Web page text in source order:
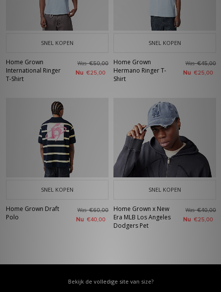
SNEL KOPEN
Home Grown
International Ringer
T-Shirt
Was€50,00
Nu €25,00
SNEL KOPEN
Home Grown
Hermano Ringer T-
Shirt
Was€45,00
Nu €25,00
SNEL KOPEN
Home Grown Draft
Polo
Was€60,00
Nu €40,00
SNEL KOPEN
Home Grown x New
Era MLB Los Angeles
Dodgers Pet
Was€40,00
Nu €25,00
Bekijk de volledige site van size?